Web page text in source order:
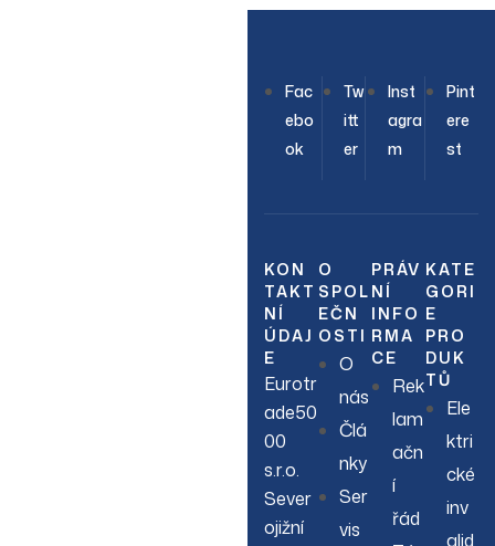
Fac
ebo
ok
Tw
itt
er
Inst
agra
m
Pint
ere
st
KON
TAKT
NÍ
ÚDAJ
E
Eurotr
ade50
00
s.r.o.
Sever
ojižní
O
SPOL
EČN
OSTI
O
nás
Člá
nky
Ser
vis
PRÁV
NÍ
INFO
RMA
CE
Rek
lam
ačn
í
řád
KATE
GORI
E
PRO
DUK
TŮ
Ele
ktri
cké
inv
alid